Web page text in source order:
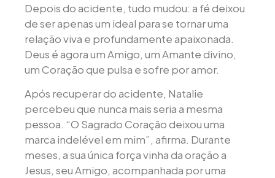
Depois do acidente, tudo mudou: a fé deixou
de ser apenas um ideal para se tornar uma
relação viva e profundamente apaixonada.
Deus é agora um Amigo, um Amante divino,
um Coração que pulsa e sofre por amor.
Após recuperar do acidente, Natalie
percebeu que nunca mais seria a mesma
pessoa. “O Sagrado Coração deixou uma
marca indelével em mim”, afirma. Durante
meses, a sua única força vinha da oração a
Jesus, seu Amigo, acompanhada por uma